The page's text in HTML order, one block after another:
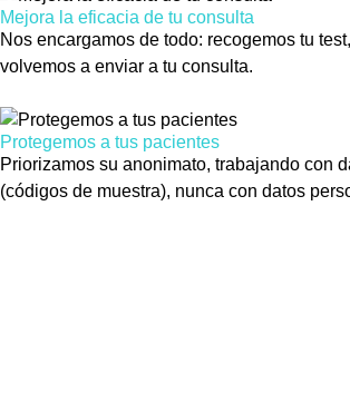
Mejora la eficacia de tu consulta
Nos encargamos de todo: recogemos tu
volvemos a enviar a tu consulta.
Protegemos a tus pacientes
Priorizamos su anonimato, trabajando con
(códigos de muestra), nunca con datos